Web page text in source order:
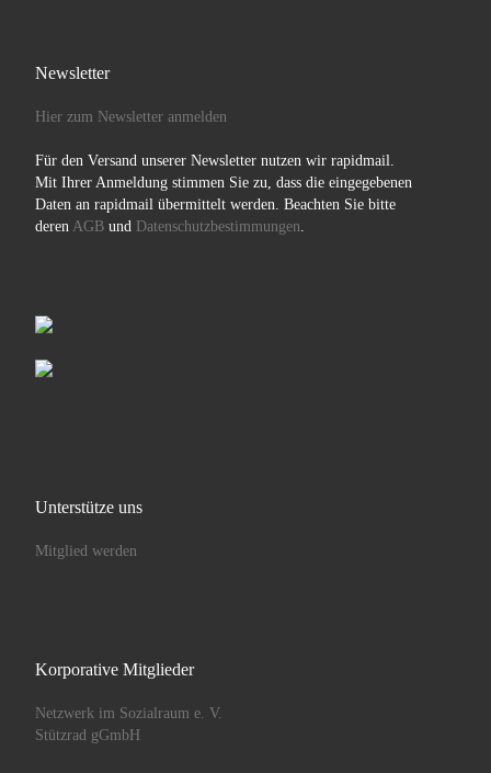
Newsletter
Hier zum Newsletter anmelden
Für den Versand unserer Newsletter nutzen wir rapidmail.
Mit Ihrer Anmeldung stimmen Sie zu, dass die eingegebenen
Daten an rapidmail übermittelt werden. Beachten Sie bitte
deren AGBund Datenschutzbestimmungen.
Unterstütze uns
Mitglied werden
Korporative Mitglieder
Netzwerk im Sozialraum e. V.
Stützrad gGmbH